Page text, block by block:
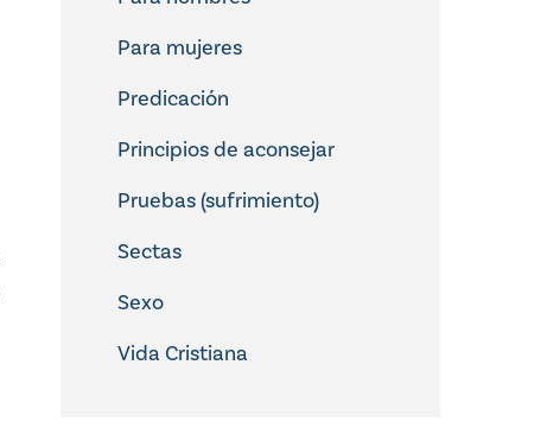
Para mujeres
Predicación
Principios de aconsejar
Pruebas (sufrimiento)
Sectas
Sexo
Vida Cristiana